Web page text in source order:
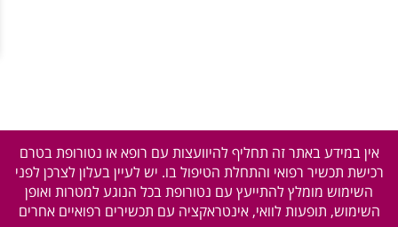
אין במידע באתר זה תחליף להיוועצות עם רופא או נטורופת בטרם
רכישת תכשיר רפואי והתחלת הטיפול בו. יש לעיין בעלון לצרכן לפני
השימוש מומלץ להתייעץ עם נטורופת בכל הנוגע למטרות ואופן
השימוש, תופעות לוואי, אינטראקציה עם תכשירים רפואיים אחרים